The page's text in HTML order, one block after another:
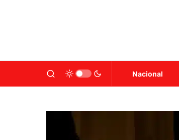
Nacional